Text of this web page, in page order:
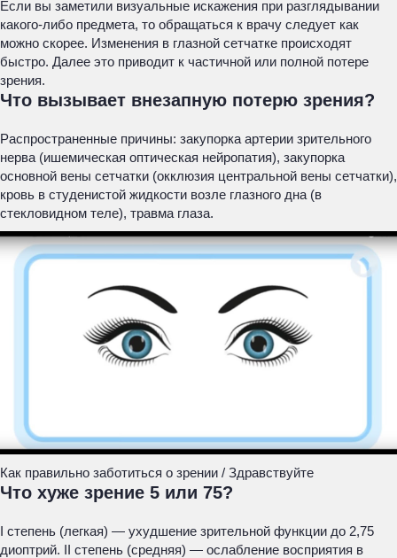
Если вы заметили визуальные искажения при разглядывании
какого-либо предмета, то обращаться к врачу следует как
можно скорее. Изменения в глазной сетчатке происходят
быстро. Далее это приводит к частичной или полной потере
зрения.
Что вызывает внезапную потерю зрения?
Распространенные причины: закупорка артерии зрительного
нерва (ишемическая оптическая нейропатия), закупорка
основной вены сетчатки (окклюзия центральной вены сетчатки),
кровь в студенистой жидкости возле глазного дна (в
стекловидном теле), травма глаза.
Как правильно заботиться о зрении / Здравствуйте
Что хуже зрение 5 или 75?
I степень (легкая) — ухудшение зрительной функции до 2,75
диоптрий. II степень (средняя) — ослабление восприятия в